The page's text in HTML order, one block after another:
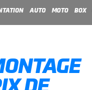
AUTO MOTO BOX